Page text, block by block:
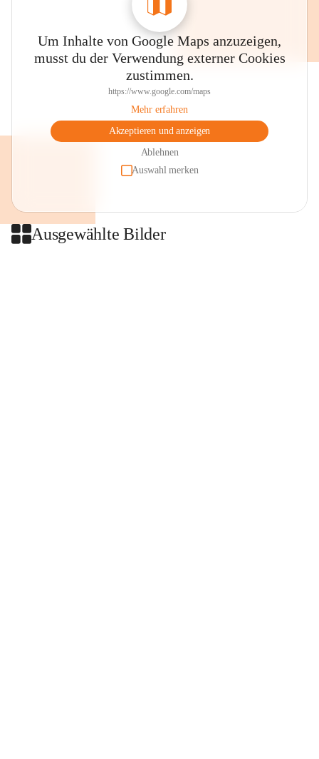
Um Inhalte von Google Maps anzuzeigen,
musst du der Verwendung externer Cookies
zustimmen.
https://www.google.com/maps
Mehr erfahren
Akzeptieren und anzeigen
Ablehnen
Auswahl merken
Ausgewählte Bilder